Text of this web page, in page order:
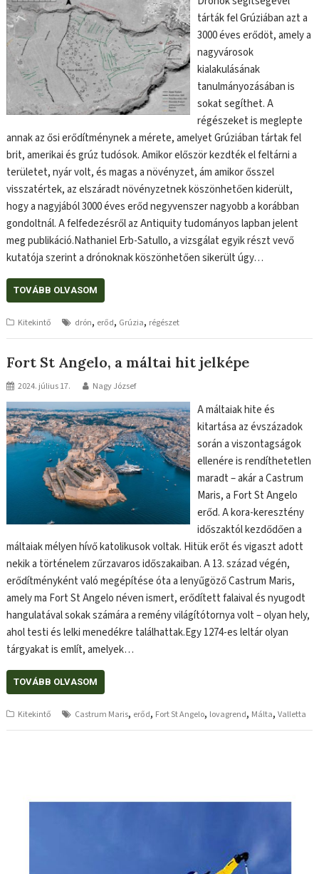
tárták fel Grúziában azt a
3000 éves erődöt, amely a
nagyvárosok
kialakulásának
tanulmányozásában is
sokat segíthet. A
régészeket is meglepte
annak az ősi erődítménynek a mérete, amelyet Grúziában tártak fel
brit, amerikai és grúz tudósok. Amikor először kezdték el feltárni a
területet, nyár volt, és magas a növényzet, ám amikor ősszel
visszatértek, az elszáradt növényzetnek köszönhetően kiderült,
hogy a nagyjából 3000 éves erőd negyvenszer nagyobb a korábban
gondoltnál. A felfedezésről az Antiquity tudományos lapban jelent
meg publikáció.Nathaniel Erb-Satullo, a vizsgálat egyik részt vevő
kutatója szerint a drónoknak köszönhetően sikerült úgy…
TOVÁBB OLVASOM
Kitekintő drón, erőd, Grúzia, régészet
Fort St Angelo, a máltai hit jelképe
2024. július 17. Nagy József
A máltaiak hite és
kitartása az évszázadok
során a viszontagságok
ellenére is rendíthetetlen
maradt – akár a Castrum
Maris, a Fort St Angelo
erőd. A kora-keresztény
időszaktól kezdődően a
máltaiak mélyen hívő katolikusok voltak. Hitük erőt és vigaszt adott
nekik a történelem zűrzavaros időszakaiban. A 13. század végén,
erődítményként való megépítése óta a lenyűgöző Castrum Maris,
amely ma Fort St Angelo néven ismert, erődített falaival és nyugodt
hangulatával sokak számára a remény világítótornya volt – olyan hely,
ahol testi és lelki menedékre találhattak.Egy 1274-es leltár olyan
tárgyakat is említ, amelyek…
TOVÁBB OLVASOM
Kitekintő Castrum Maris, erőd, Fort St Angelo, lovagrend, Málta,Valletta